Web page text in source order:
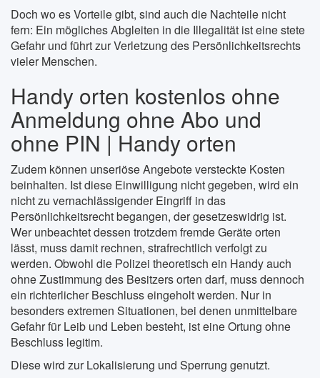
Doch wo es Vorteile gibt, sind auch die Nachteile nicht
fern: Ein mögliches Abgleiten in die Illegalität ist eine stete
Gefahr und führt zur Verletzung des Persönlichkeitsrechts
vieler Menschen.
Handy orten kostenlos ohne
Anmeldung ohne Abo und
ohne PIN | Handy orten
Zudem können unseriöse Angebote versteckte Kosten
beinhalten. Ist diese Einwilligung nicht gegeben, wird ein
nicht zu vernachlässigender Eingriff in das
Persönlichkeitsrecht begangen, der gesetzeswidrig ist.
Wer unbeachtet dessen trotzdem fremde Geräte orten
lässt, muss damit rechnen, strafrechtlich verfolgt zu
werden. Obwohl die Polizei theoretisch ein Handy auch
ohne Zustimmung des Besitzers orten darf, muss dennoch
ein richterlicher Beschluss eingeholt werden. Nur in
besonders extremen Situationen, bei denen unmittelbare
Gefahr für Leib und Leben besteht, ist eine Ortung ohne
Beschluss legitim.
Diese wird zur Lokalisierung und Sperrung genutzt.